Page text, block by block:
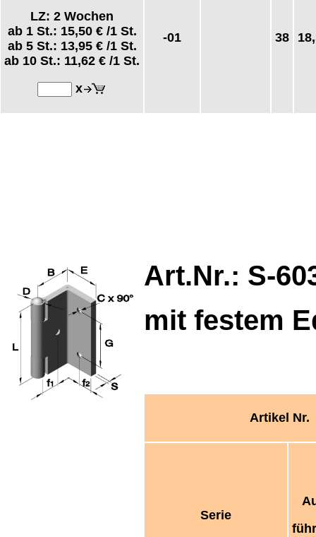
LZ: 2 Wochen
ab 1 St.: 15,50 €/1 St.
ab 5 St.: 13,95 €/1 St.
ab 10 St.: 11,62 € /1 St.
x
-01 38
Art.Nr.: S-
mit festem
Artikel Nr.
Serie